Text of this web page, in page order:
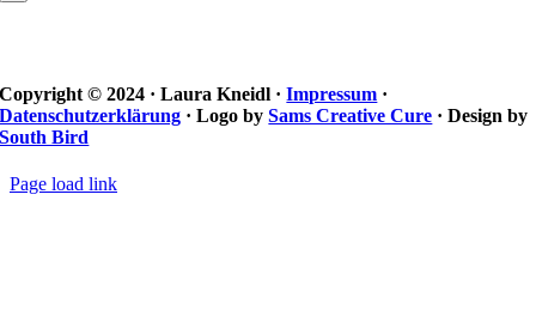
Copyright © 2024 · Laura Kneidl ·Impressum ·
Datenschutzerklärung · Logo bySams Creative Cure · Design by
South Bird
Page load link